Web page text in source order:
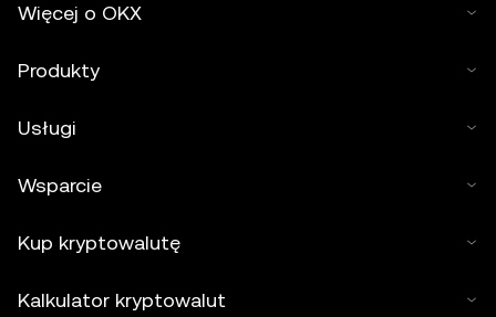
Więcej o OKX
Produkty
Usługi
Wsparcie
Kup kryptowalutę
Kalkulator kryptowalut